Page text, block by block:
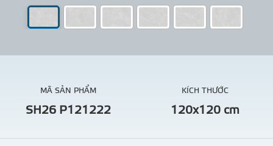
MÃ SẢN PHẨM
SH26 P121222
KÍCH THƯỚC
120x120 cm